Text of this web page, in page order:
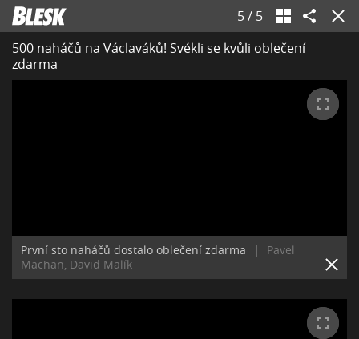
5/ 5
500 naháčů na Václaváků! Svékli se kvůli oblečení
zdarma
První sto naháčů dostalo oblečení zdarma |
Pavel
Machan, David Malík